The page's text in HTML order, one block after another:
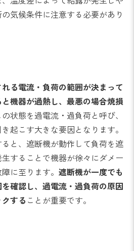
気候条件に注意する必要があり
る電流・負荷の範囲が決まって
機器が過熱し、最悪の場合焼損
状態を過電流・過負荷と呼び、
起こす大きな要因となります。
と、遮断機が動作して負荷を遮
することで機器が徐々にダメー
に至ります。 遮断機が一度でも
確認し、過電流・過負荷の原因
する ことが重要です。